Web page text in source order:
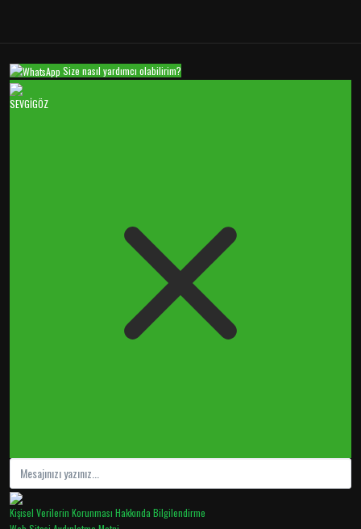
Size nasıl yardımcı olabilirim?
SEVGİGÖZ
Kişisel Verilerin Korunması Hakkında Bilgilendirme